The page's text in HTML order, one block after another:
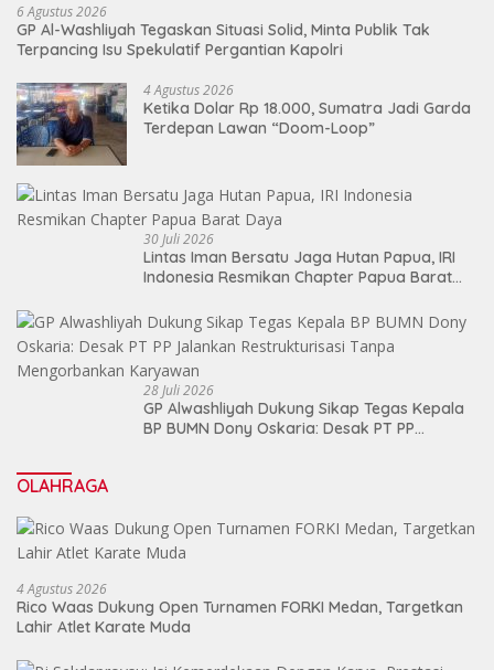
6 Agustus 2026
GP Al-Washliyah Tegaskan Situasi Solid, Minta Publik Tak
Terpancing Isu Spekulatif Pergantian Kapolri
4 Agustus 2026
Ketika Dolar Rp 18.000, Sumatra Jadi Garda
Terdepan Lawan “Doom-Loop”
30 Juli 2026
Lintas Iman Bersatu Jaga Hutan Papua, IRI
Indonesia Resmikan Chapter Papua Barat
28 Juli 2026
GP Alwashliyah Dukung Sikap Tegas Kepala
BP BUMN Dony Oskaria: Desak PT PP
OLAHRAGA
4 Agustus 2026
Rico Waas Dukung Open Turnamen FORKI Medan, Targetkan
Lahir Atlet Karate Muda